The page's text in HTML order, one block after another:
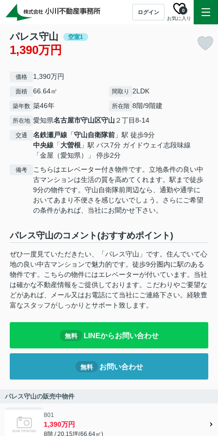
ログイン
お気に入り
0
パレス守山 空室1
1,390万円
価格 1,390万円
面積 66.64㎡ 間取り 2LDK
築年数 築46年 所在階 8階/9階建
所在地 愛知県名古屋市守山区守山 ２丁目8-14
交通 名鉄瀬戸線 「守山自衛隊前 」駅 徒歩9分
中央線 「大曽根 」駅 バス7分 ガイドウェイ志段味線
「金屋（愛知県）」 停歩2分
備考
こちらはエレベーター付き物件です。立地条件の良い中
古マンションは生活の質を高めてくれます。駅まで徒歩
9分の物件です。守山自衛隊前周辺なら、通勤や通学に
おいてあまり不便さを感じないでしょう。さらにご希望
の条件があれば、当社にお聞かせ下さい。
パレス守山のコメント(おすすめポイント)
ぜひ一度見ていただきたい、「パレス守山」です。住んでいて心
地の良い中古マンションで魅力的です。徒歩9分圏内に駅のある
物件です。こちらの物件にはエレベーターが付いています。当社
は確かな不動産情報をご提供しております。こだわりやご要望な
どがあれば、メール又はお電話にて当社にご連絡下さい。経験豊
富なスタッフがしっかりとサポート致します。
無料 LINEからお問い合わせ
無料 お問い合わせ
パレス守山の販売中物件
801
1,390万円
8階 / 20.15坪(66.64㎡)